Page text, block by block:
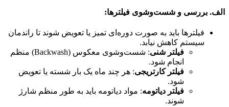
الف. بررسی و شست‌وشوی فیلترها:
فیلترها باید به صورت دوره‌ای تمیز یا تعویض شوند تا راندمان
سیستم کاهش نیابد.
فیلتر شنی
: شست‌وشوی معکوس (Backwash) منظم
انجام شود.
فیلتر کارتریجی: هر چند ماه یک بار شسته یا تعویض
شود.
فیلتر دیاتومه: مواد دیاتومه باید به طور منظم شارژ
شوند.